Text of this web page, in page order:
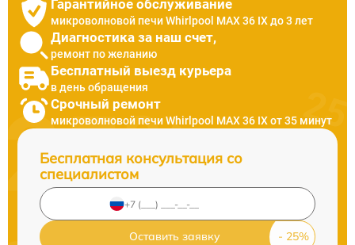
Гарантийное обслуживание
микроволновой печи Whirlpool MAX 36 IX до 3 лет
Диагностика за наш счет,
ремонт по желанию
Бесплатный выезд курьера
в день обращения
Срочный ремонт
микроволновой печи Whirlpool MAX 36 IX от 35 минут
Бесплатная консультация со
специалистом
Оставить заявку